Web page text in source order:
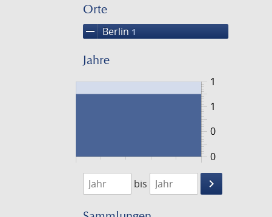
Orte
remove Berlin 1
Jahre
0
1
0
1
1789
1790
bis
keyboard_arrow_right
Suche